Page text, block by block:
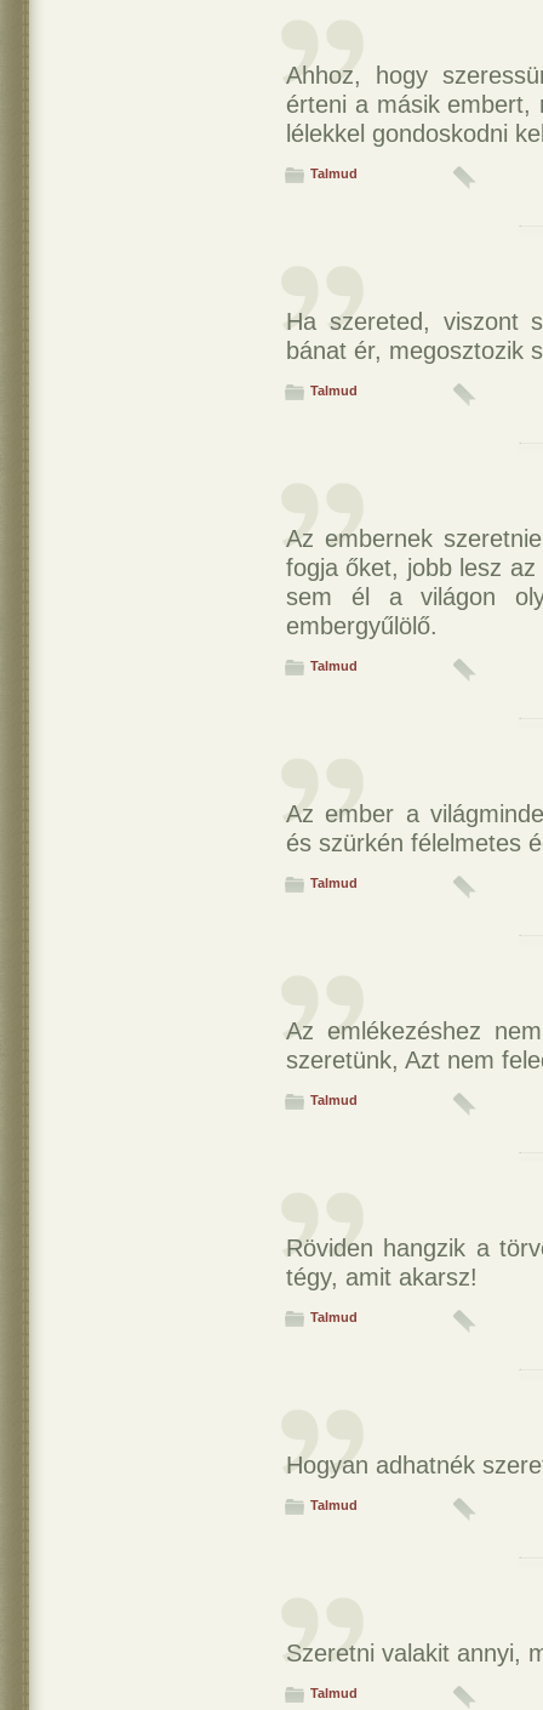
Ahhoz, hogy
érteni a másik embert,
lélekkel gondoskodni
Talmud
Ha szereted, viszont
bánat ér, megosztozik
Talmud
Az embernek
fogja őket, jobb lesz
sem él a világon
embergyűlölő.
Talmud
Az ember a
és szürkén félelmetes
Talmud
Az emlékezéshez
szeretünk, Azt nem
Talmud
Röviden hangzik a
tégy, amit akarsz!
Talmud
Hogyan adhatnék
Talmud
Szeretni valakit annyi,
Talmud